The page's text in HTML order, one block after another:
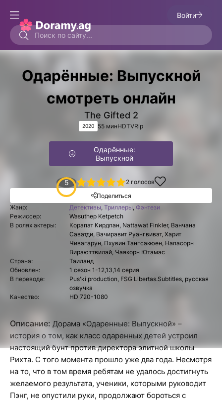
Войти
Одарённые: Выпускной
смотреть онлайн
The Gifted 2
2020 55 минHDTVRip
Одарённые:
Выпускной
5
4 5 2 голосов
Поделиться
Жанр:
Детективы, Триллеры, Фэнтези
Режиссер:
Wasuthep Ketpetch
В ролях актеры:
Корапат Кирдпан, Nattawat Finkler, Ванчана
Саватди, Вачиравит Руангвиват, Харит
Чивагарун, Пхувин Тангсакюен, Напасорн
Вираюттвилай, Чаякорн Ютамас
Страна:
Таиланд
Обновлен:
1 сезон 1-12,13,14 серия
В переводе:
Pus'ki production, FSG Libertas.Subtitles, русская
озвучка
Качество:
HD 720-1080
Описание: Дорама «Одаренные: Выпускной» –
история о том, как класс одаренных детей устроил
настоящий бунт против директора элитной школы
Рихта. С того момента прошло уже два года. Несмотря
на то, что в том время ребятам не удалось достигнуть
желаемого результата, ученики, которыми руководит
Пэнг, не опустили руки, продолжают бороться с